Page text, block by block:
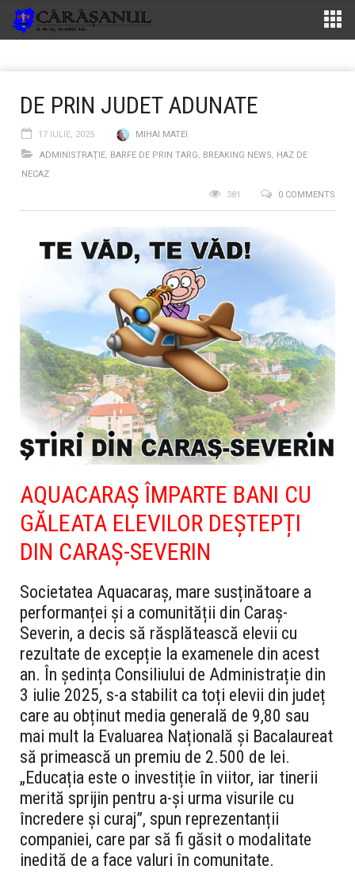
DE PRIN JUDET ADUNATE
17 IULIE, 2025
MIHAI MATEI
ADMINISTRAŢIE, BARFE DE PRIN TARG, BREAKING NEWS, HAZ DE
NECAZ
0 COMMENTS
381
AQUACARAȘ ÎMPARTE BANI CU
GĂLEATA ELEVILOR DEȘTEPȚI
DIN CARAȘ-SEVERIN
Societatea Aquacaraș, mare susținătoare a
performanței și a comunității din Caraș-
Severin, a decis să răsplătească elevii cu
rezultate de excepție la examenele din acest
an. În ședința Consiliului de Administrație din
3 iulie 2025, s-a stabilit ca toți elevii din județ
care au obținut media generală de 9,80 sau
mai mult la Evaluarea Națională și Bacalaureat
să primească un premiu de 2.500 de lei.
„Educația este o investiție în viitor, iar tinerii
merită sprijin pentru a-și urma visurile cu
încredere și curaj”, spun reprezentanții
companiei, care par să fi găsit o modalitate
inedită de a face valuri în comunitate.